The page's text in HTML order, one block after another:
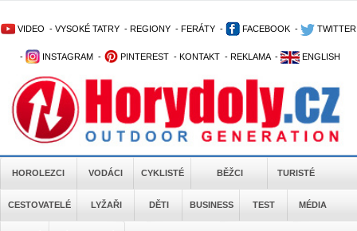
VIDEO - VYSOKÉ TATRY - REGIONY - FERÁTY - FACEBOOK - TWITTER
- INSTAGRAM - PINTEREST - KONTAKT - REKLAMA - ENGLISH
HOROLEZCI VODÁCI CYKLISTÉ BĚŽCI TURISTÉ
CESTOVATELÉ LYŽAŘI DĚTI BUSINESS TEST MÉDIA